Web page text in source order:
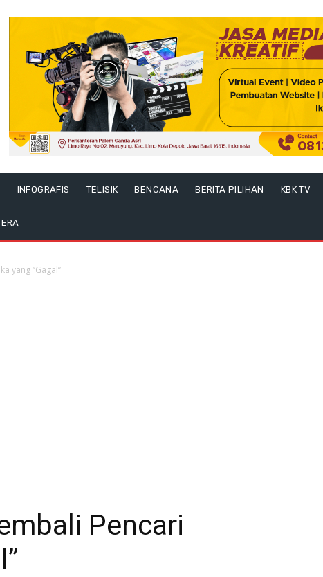
INFOGRAFIS TELISIK BENCANA BERITA PILIHAN KBK TV
yang “Gagal”
Pencari